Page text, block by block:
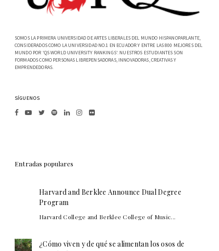
SOMOS LA PRIMERA UNIVERSIDAD DE ARTES LIBERALES DEL MUNDO HISPANOPARLANTE,
CONSIDERADOS COMO LA UNIVERSIDAD NO.1 EN ECUADOR Y ENTRE LAS 800 MEJORES DEL
MUNDO POR 'QS WORLD UNIVERSITY RANKINGS'. NUESTROS ESTUDIANTES SON
FORMADOS COMO PERSONAS LIBREPENSADORAS, INNOVADORAS, CREATIVAS Y
EMPRENDEDORAS.
SÍGUENOS
Entradas populares
Harvard and Berklee Announce Dual Degree
Program
Harvard College and Berklee College of Music...
¿Cómo viven y de qué se alimentan los osos de